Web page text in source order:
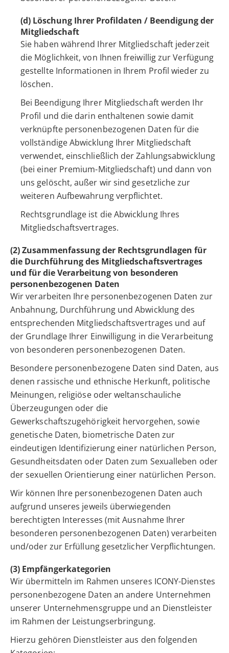
(d) Löschung Ihrer Profildaten / Beendigung der
Mitgliedschaft
Sie haben während Ihrer Mitgliedschaft jederzeit
die Möglichkeit, von Ihnen freiwillig zur Verfügung
gestellte Informationen in Ihrem Profil wieder zu
löschen.
Bei Beendigung Ihrer Mitgliedschaft werden Ihr
Profil und die darin enthaltenen sowie damit
verknüpfte personenbezogenen Daten für die
vollständige Abwicklung Ihrer Mitgliedschaft
verwendet, einschließlich der Zahlungsabwicklung
(bei einer Premium-Mitgliedschaft) und dann von
uns gelöscht, außer wir sind gesetzliche zur
weiteren Aufbewahrung verpflichtet.
Rechtsgrundlage ist die Abwicklung Ihres
Mitgliedschaftsvertrages.
(2) Zusammenfassung der Rechtsgrundlagen für
die Durchführung des Mitgliedschaftsvertrages
und für die Verarbeitung von besonderen
personenbezogenen Daten
Wir verarbeiten Ihre personenbezogenen Daten zur
Anbahnung, Durchführung und Abwicklung des
entsprechenden Mitgliedschaftsvertrages und auf
der Grundlage Ihrer Einwilligung in die Verarbeitung
von besonderen personenbezogenen Daten.
Besondere personenbezogene Daten sind Daten, aus
denen rassische und ethnische Herkunft, politische
Meinungen, religiöse oder weltanschauliche
Überzeugungen oder die
Gewerkschaftszugehörigkeit hervorgehen, sowie
genetische Daten, biometrische Daten zur
eindeutigen Identifizierung einer natürlichen Person,
Gesundheitsdaten oder Daten zum Sexualleben oder
der sexuellen Orientierung einer natürlichen Person.
Wir können Ihre personenbezogenen Daten auch
aufgrund unseres jeweils überwiegenden
berechtigten Interesses (mit Ausnahme Ihrer
besonderen personenbezogenen Daten) verarbeiten
und/oder zur Erfüllung gesetzlicher Verpflichtungen.
(3) Empfängerkategorien
Wir übermitteln im Rahmen unseres ICONY-Dienstes
personenbezogene Daten an andere Unternehmen
unserer Unternehmensgruppe und an Dienstleister
im Rahmen der Leistungserbringung.
Hierzu gehören Dienstleister aus den folgenden